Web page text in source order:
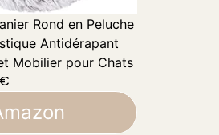
Rond en Peluche
Antidérapant
Mobilier pour Chats
€